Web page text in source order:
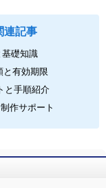
連記事
基礎知識
と有効期限
と手順紹介
作サポート